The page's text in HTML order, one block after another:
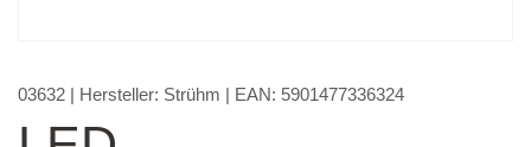
03632 | Hersteller: Strühm | EAN: 5901477336324